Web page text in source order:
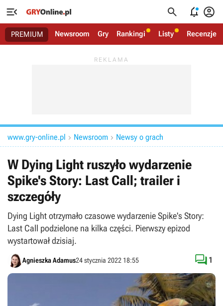
   
PREMIUM Newsroom Gry Rankingi Listy Recenzje
www.gry-online.pl  Newsroom  Newsy o grach
W Dying Light ruszyło wydarzenie
Spike's Story: Last Call; trailer i
szczegóły
Dying Light otrzymało czasowe wydarzenie Spike's Story:
Last Call podzielone na kilka części. Pierwszy epizod
wystartował dzisiaj.
Agnieszka Adamus24 stycznia 2022 18:55  1